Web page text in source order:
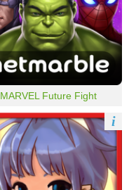
MARVEL Future Fight
i